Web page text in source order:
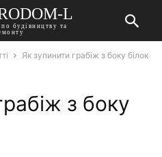
L
будівництву та
Як зупинити грабіж з боку білок
з боку